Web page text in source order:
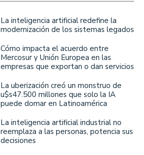
La inteligencia artificial redefine la
modernización de los sistemas legados
Cómo impacta el acuerdo entre
Mercosur y Unión Europea en las
empresas que exportan o dan servicios
La uberización creó un monstruo de
u$s47.500 millones que solo la IA
puede domar en Latinoamérica
La inteligencia artificial industrial no
reemplaza a las personas, potencia sus
decisiones